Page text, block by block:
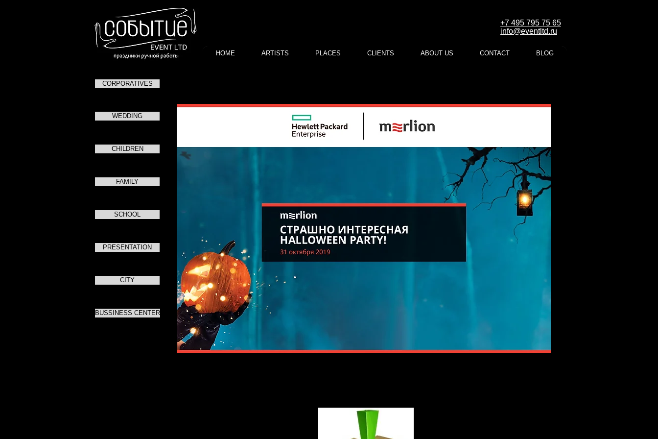
+7 495 795 75 65
info@eventltd.ru
HOME ARTISTS PLACES CLIENTS ABOUT US CONTACT BLOG
CORPORATIVES
WEDDING
CHILDREN
FAMILY
SCHOOL
PRESENTATION
CITY
BUSSINESS CENTER